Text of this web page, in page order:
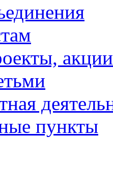
акции
пункты